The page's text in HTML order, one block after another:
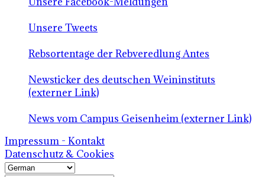
Unsere Tweets
Rebsortentage der Rebveredlung Antes
Newsticker des deutschen Weininstituts
(externer Link)
News vom Campus Geisenheim (externer Link)
Impressum - Kontakt
Datenschutz & Cookies